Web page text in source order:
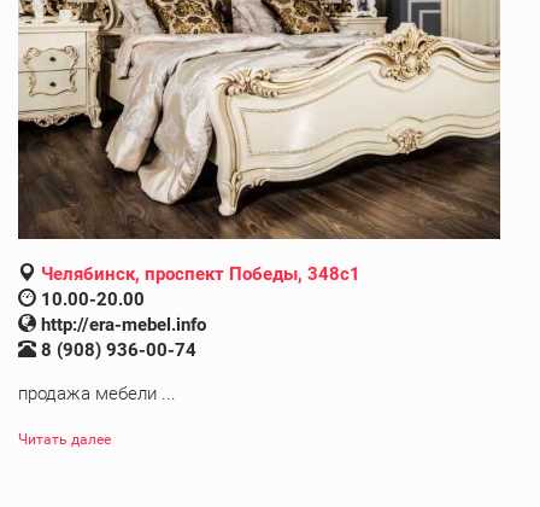
Челябинск, проспект Победы, 348с1
10.00-20.00
http://era-mebel.info
8 (908) 936-00-74
продажа мебели ...
Читать далее